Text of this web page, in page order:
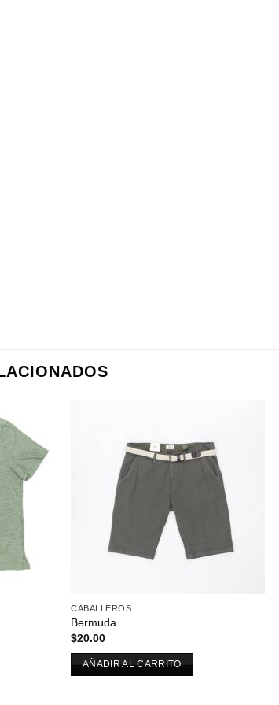
Añadir
a la
lista de
deseos
deseos
CABALLEROS
Bermuda
$20.00
AÑADIR AL CARRITO